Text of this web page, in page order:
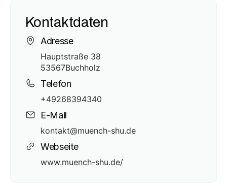
Kontaktdaten
Adresse
Hauptstraße 38
53567Buchholz
Telefon
+49268394340
E-Mail
kontakt@muench-shu.de
Webseite
www.muench-shu.de/